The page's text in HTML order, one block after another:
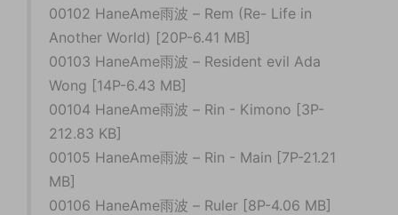
00102 HaneAme雨波 – Rem (Re- Life in
Another World) [20P-6.41 MB]
00103 HaneAme雨波 – Resident evil Ada
Wong [14P-6.43 MB]
00104 HaneAme雨波 – Rin - Kimono [3P-
212.83 KB]
00105 HaneAme雨波 – Rin - Main [7P-21.21
MB]
00106 HaneAme雨波 – Ruler [8P-4.06 MB]